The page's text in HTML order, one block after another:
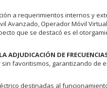
a requerimientos internos y
Avanzado, Operador Móvil
que se destacó es el
ADJUDICACIÓN DE
favoritismos, garantizando de
destinadas al